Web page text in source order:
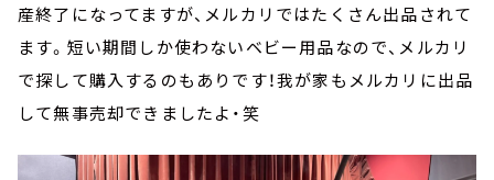
産終了になってますが、メルカリではたくさん出品されて
ます。短い期間しか使わないベビー用品なので、メルカリ
で探して購入するのもありです！我が家もメルカリに出品
して無事売却できましたよ・笑